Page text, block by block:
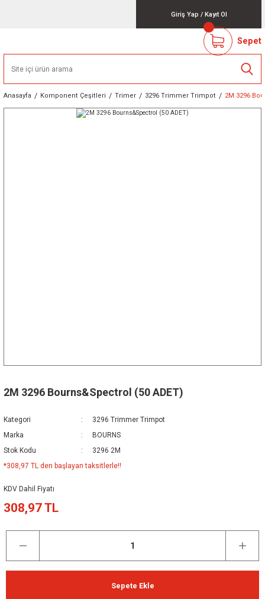
Giriş Yap / Kayıt Ol
Sepet
Anasayfa Komponent Çeşitleri Trimer 3296 Trimmer Trimpot 2M 3296
2M 3296 Bourns&Spectrol (50 ADET)
Kategori
3296 Trimmer Trimpot
Marka
BOURNS
Stok Kodu
3296 2M
*308,97 TL den başlayan taksitlerle!!
KDV Dahil Fiyatı
308,97 TL
Sepete Ekle